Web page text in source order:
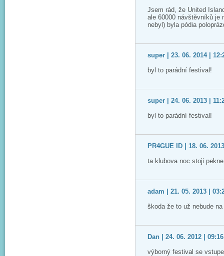
Jsem rád, že United
ale 60000 návštěvníků je
nebyl) byla pódia
super | 23. 06. 2014 |
byl to parádní festival!
super | 24. 06. 2013 |
byl to parádní festival!
PR4GUE ID | 18. 06.
ta klubova noc stoji
adam | 21. 05. 2013 |
škoda že to už nebude
Dan | 24. 06. 2012 |
výborný festival se